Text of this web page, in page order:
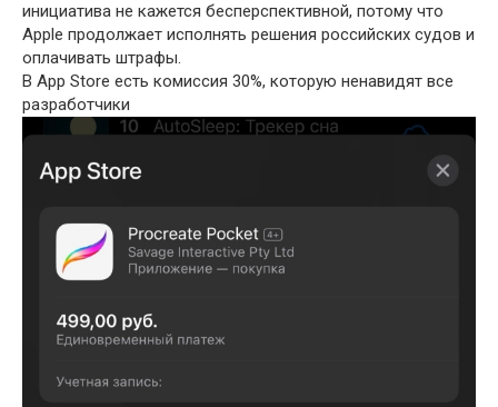
инициатива не кажется бесперспективной, потому что
Apple продолжает исполнять решения российских судов и
оплачивать штрафы.
В App Store есть комиссия 30%, которую ненавидят все
разработчики